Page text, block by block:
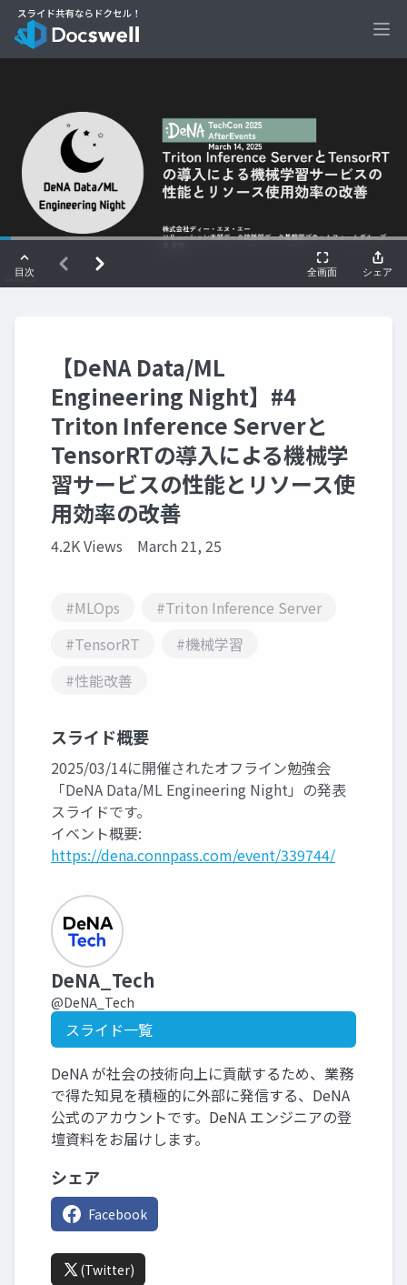
【DeNA Data/ML
Engineering Night】#4
Triton Inference Serverと
TensorRTの導入による機械学
習サービスの性能とリソース使
用効率の改善
4.2K Views March 21, 25
#MLOps
#Triton Inference Server
#TensorRT
#機械学習
#性能改善
スライド概要
2025/03/14に開催されたオフライン勉強会
「DeNA Data/ML Engineering Night」の発表
スライドです。
イベント概要:
https://dena.connpass.com/event/339744/
DeNA_Tech
@DeNA_Tech
スライド一覧
DeNA が社会の技術向上に貢献するため、業務
で得た知見を積極的に外部に発信する、DeNA
公式のアカウントです。DeNA エンジニアの登
壇資料をお届けします。
シェア
Facebook
(Twitter)